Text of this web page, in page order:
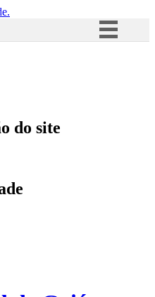
Acesso à informação
do site